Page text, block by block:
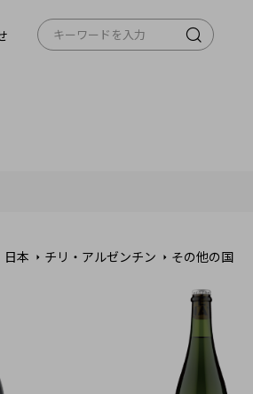
日本 チリ・アルゼンチン その他の国